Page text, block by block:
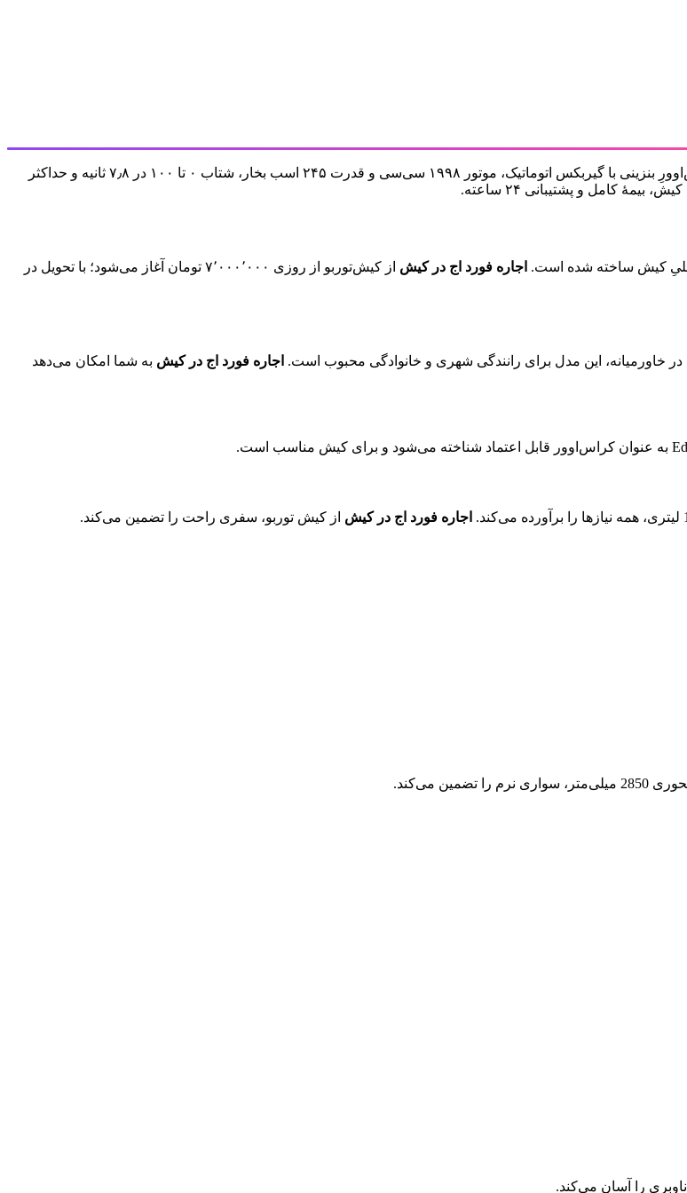
اجارهٔ فورد اج در جزیرهٔ کیش با نرخ روزانه از ۷٬۰۰۰٬۰۰۰ تومان از کیش‌توربو. این کراس‌اوورِ بنزینی با گیربکس اتوماتیک، موتور ۱۹۹۸ سی‌سی و قدرت ۲۴۵ اسب بخار، شتاب ۰ تا ۱۰۰ در ۷٫۸ ثانیه و حداکثر
اجاره فورد اج در کیش
از کیش‌توربو از روزی ۷٬۰۰۰٬۰۰۰ تومان آغاز می‌شود؛ با تحویل در
اجاره فورد اج در کیش به شما امکان می‌دهد
اجاره فورد اج در کیش از کیش توربو، سفری راحت را تضمین می‌کند.